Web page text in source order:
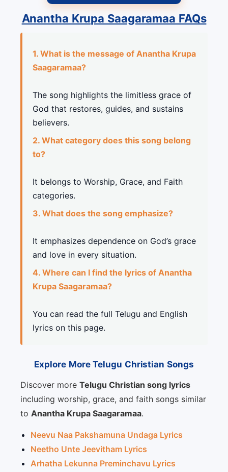
Anantha Krupa Saagaramaa FAQs
1. What is the message of Anantha Krupa
Saagaramaa?
The song highlights the limitless grace of
God that restores, guides, and sustains
believers.
2. What category does this song belong
to?
It belongs to Worship, Grace, and Faith
categories.
3. What does the song emphasize?
It emphasizes dependence on God’s grace
and love in every situation.
4. Where can I find the lyrics of Anantha
Krupa Saagaramaa?
You can read the full Telugu and English
lyrics on this page.
Explore More Telugu Christian Songs
Discover more Telugu Christian song lyrics
including worship, grace, and faith songs similar
to Anantha Krupa Saagaramaa.
Neevu Naa Pakshamuna Undaga Lyrics
Neetho Unte Jeevitham Lyrics
Arhatha Lekunna Preminchavu Lyrics